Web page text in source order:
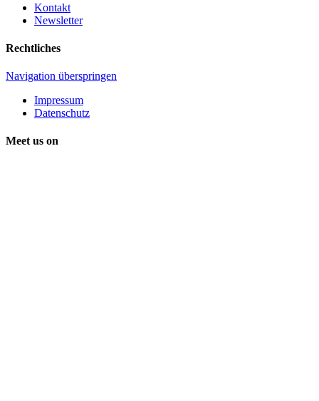
Kontakt
Newsletter
Rechtliches
Navigation überspringen
Impressum
Datenschutz
Meet us on